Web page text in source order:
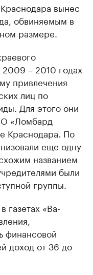
вынес
обвиняемым в
размере.
2009 – 2010 годах
привлечения
лиц по
Для этого они
«Ломбард
Краснодара. По
еще одну
названием
были
группы.
газетах «Ва-
финансовой
доход от 36 до